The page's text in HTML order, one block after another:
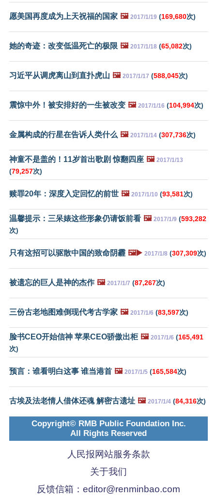
愿美国再度成为上天祝福的国家 🖼️ 2017/1/19 (169,680次)
她的奇迹：改变低温死亡的极限 🖼️ 2017/1/18 (65,082次)
习近平从调虎离山到直扑虎山 🖼️ 2017/1/17 (588,045次)
震惊中外！被安排好的一生被改变 🖼️ 2017/1/16 (104,994次)
金属构成的行星在告诉人类什么 🖼️ 2017/1/14 (307,736次)
神童不是盖的！11岁首出歌剧 惊翻四座 🖼️ 2017/1/13
(79,257次)
赎罪20年：深度入定回忆的前世 🖼️ 2017/1/10 (93,581次)
温馨提示：三呆婊这些形象仍请饭前看 🖼️ 2017/1/9 (593,282
次)
只有这招可以驱散中国的致命阴霾 🖼️▶️ 2017/1/8 (307,309次)
被遗忘的巨人是神的杰作 🖼️ 2017/1/7 (87,267次)
三份古老地图难倒现代考古学家 🖼️ 2017/1/6 (83,597次)
脸书CEO开始信神 苹果CEO骄傲出柜 🖼️ 2017/1/6 (165,491
次)
预言：谁看明白这事 谁当港首 🖼️ 2017/1/5 (165,584次)
古埃及法老情人借体还魂 解密古遗址 🖼️ 2017/1/4 (84,316次)
Copyright© RMB Public Foundation Inc.
All Rights Reserved
人民报网站服务条款
关于我们
反馈信箱： editor@renminbao.com